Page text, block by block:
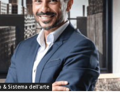
& Sistema dell'arte